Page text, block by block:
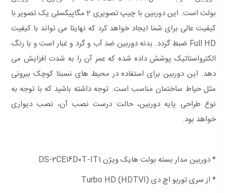
بولت است. این دوربین با چیپ تصویری 2 مگاپیکسلی یک تصویر با
کیفیت عالی برای شما ایجاد خواهد کرد که نهایتا می تواند با کیفیت
Full HD ضبط گردد. بدنه دوربین ضد آب و گرد و غبار است و با رنگ
الکترواستاتیک پوشش داده شده که عمر آن را به شدت افزایش می
دهد. این دوربین برای استفاده در محیط های نسبتا کوچک بیرونی
مثل حیاط ساختمان مناسب است. توجه داشته باشید که با توجه به
نوع طراحی پایه دوربین، حالت درست نصب آن، نصب دیواری
خواهد بود.
* دوربین مدار بسته بولت هایک ویژن DS-2CE16D0T-IT1
* از سری توربو اچ دی (Turbo HD (HDTVI